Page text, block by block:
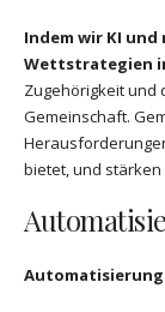
Indem wir KI und
Wettstrategien
Zugehörigkeit und
Gemeinschaft.
bietet, und